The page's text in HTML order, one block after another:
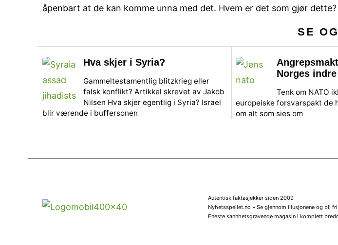
åpenbart at de kan komme unna med det. Hvem er det som gjør
SE
Hva skjer i Syria?
Gammeltestamentlig blitzkrieg eller
falsk konflikt? Artikkel skrevet av Jakob
Nilsen Hva skjer egentlig i Syria? Israel
blir værende i buffersonen
Norges
Tenk om NATO
europeiske forsvarspakt de
om alt som sies om
Autentisk faktasjekker siden 2009
Nyhetsspeilet.no » Se gjennom illusjonene og bli fri
Eneste sannhetsgravende magasin i komplett